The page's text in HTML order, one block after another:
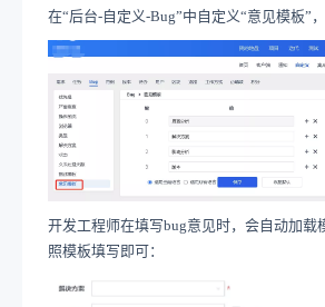
在“后台-自定义-Bug”中自定义“意见模板”，
开发工程师在填写bug意见时，会自动加载
照模板填写即可：